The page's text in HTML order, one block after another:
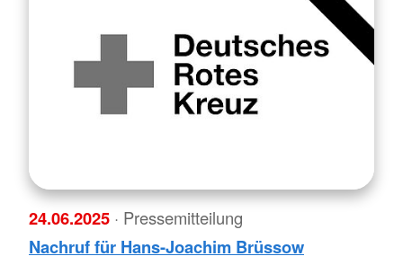
24.06.2025 · Pressemitteilung
Nachruf für Hans-Joachim Brüssow